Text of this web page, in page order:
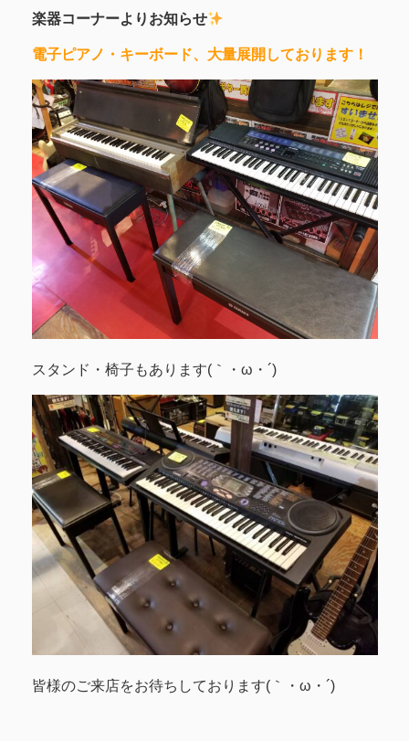
楽器コーナーよりお知らせ
電子ピアノ・キーボード、大量展開しております！
スタンド・椅子もあります(｀・ω・´)ゞ
皆様のご来店をお待ちしております(｀・ω・´)ゞ